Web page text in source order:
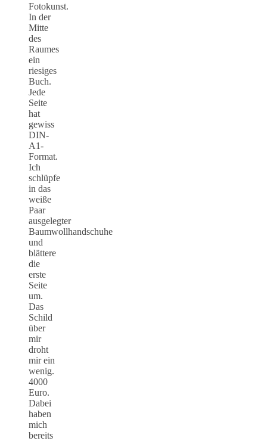
Fotokunst.
In der
Mitte
des
Raumes
ein
riesiges
Buch.
Jede
Seite
hat
gewiss
DIN-
A1-
Format.
Ich
schlüpfe
in das
weiße
Paar
ausgelegter
Baumwollhandschuhe
und
blättere
die
erste
Seite
um.
Das
Schild
über
mir
droht
mir ein
wenig.
4000
Euro.
Dabei
haben
mich
bereits